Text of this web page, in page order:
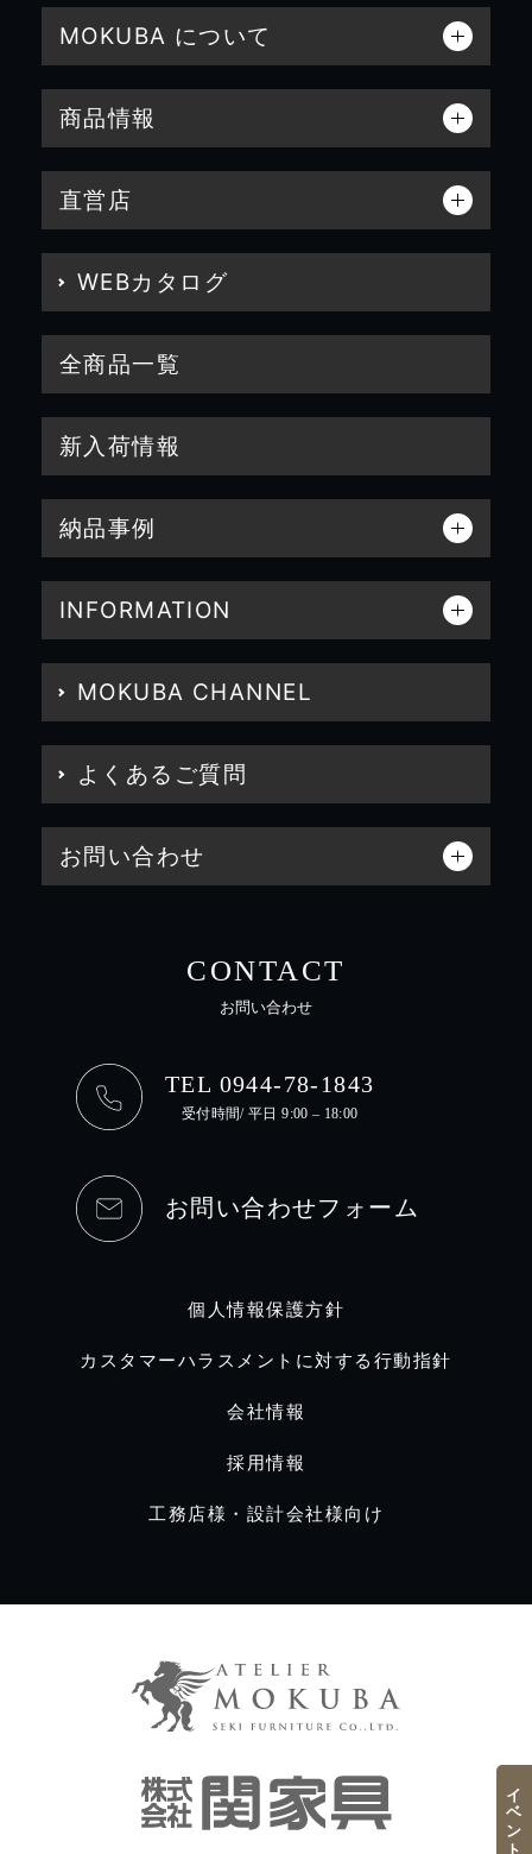
MOKUBA について
商品情報
直営店
WEBカタログ
全商品一覧
新入荷情報
納品事例
INFORMATION
MOKUBA CHANNEL
よくあるご質問
お問い合わせ
CONTACT
お問い合わせ
TEL 0944-78-1843
受付時間/ 平日 9:00 – 18:00
お問い合わせフォーム
個人情報保護方針
カスタマーハラスメントに対する行動指針
会社情報
採用情報
工務店様・設計会社様向け